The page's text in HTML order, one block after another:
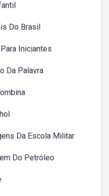
Do Brasil
Iniciantes
Da Palavra
Da Escola Militar
Do Petróleo